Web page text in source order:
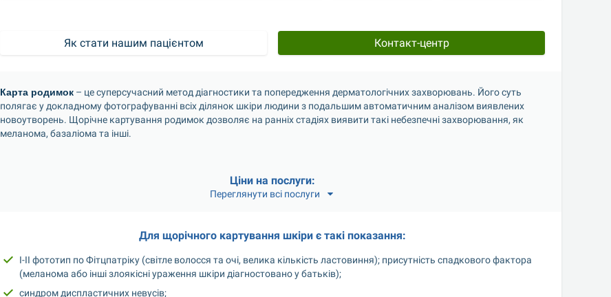
Контакт-центр
Карта родимок – це суперсучасний метод діагностики та попередження дерматологічних захворювань. Його суть
полягає у докладному фотографуванні всіх ділянок шкіри людини з подальшим автоматичним аналізом виявлених
новоутворень. Щорічне картування родимок дозволяє на ранніх стадіях виявити такі небезпечні захворювання, як
меланома, базаліома та інші.
Ціни на послуги:
Переглянути всі послуги
Для щорічного картування шкіри є такі показання:
І-ІІ фототип по Фітцпатріку (світле волосся та очі, велика кількість ластовиння); присутність спадкового фактора
(меланома або інші злоякісні ураження шкіри діагностовано у батьків);
синдром диспластичних невусів;